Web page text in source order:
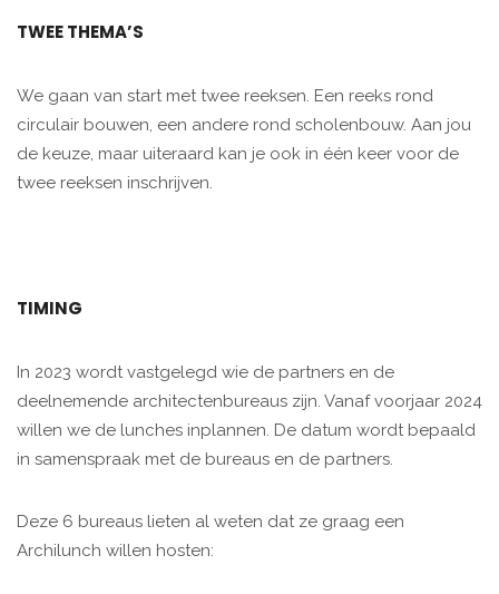
TWEE THEMA’S
We gaan van start met twee reeksen. Een reeks rond
circulair bouwen, een andere rond scholenbouw. Aan jou
de keuze, maar uiteraard kan je ook in één keer voor de
twee reeksen inschrijven.
TIMING
In 2023 wordt vastgelegd wie de partners en de
deelnemende architectenbureaus zijn. Vanaf voorjaar 2024
willen we de lunches inplannen. De datum wordt bepaald
in samenspraak met de bureaus en de partners.
Deze 6 bureaus lieten al weten dat ze graag een
Archilunch willen hosten: